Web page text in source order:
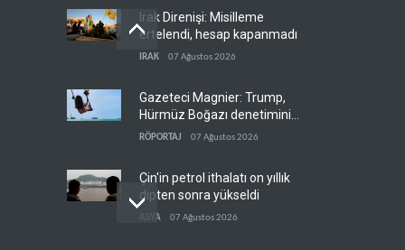
Irak Direnişi: Misilleme
ertelendi, hesap kapanmadı
IRAK 07 Ağustos 2026
Gazeteci Magnier: Trump,
Hürmüz Boğazı denetimini
doğrudan İran ve Umman'a
RÖPORTAJ 07 Ağustos 2026
Çin'in petrol ithalatı on yıllık
dipten sonra yükseldi
ASYA 07 Ağustos 2026